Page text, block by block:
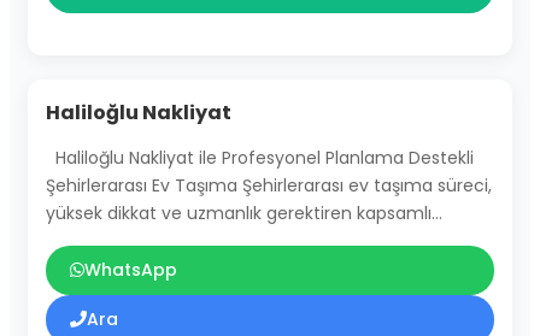
Haliloğlu Nakliyat
Haliloğlu Nakliyat ile Profesyonel Planlama Destekli
Şehirlerarası Ev Taşıma Şehirlerarası ev taşıma süreci,
yüksek dikkat ve uzmanlık gerektiren kapsamlı…
WhatsApp
Ara